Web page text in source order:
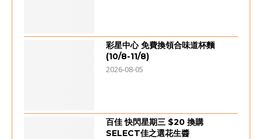
彩星中心 免費換領合味道杯麵
(10/8-11/8)
2026-08-05
百佳 快閃星期三 $20 換購
SELECT佳之選花生醬